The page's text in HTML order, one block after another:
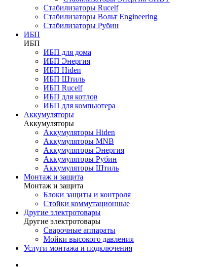
Стабилизаторы Rucelf
Стабилизаторы Вольт Engineering
Стабилизаторы Рубин
ИБП
ИБП
ИБП для дома
ИБП Энергия
ИБП Hiden
ИБП Штиль
ИБП Rucelf
ИБП для котлов
ИБП для компьютера
Аккумуляторы
Аккумуляторы
Аккумуляторы Hiden
Аккумуляторы MNB
Аккумуляторы Энергия
Аккумуляторы Рубин
Аккумуляторы Штиль
Монтаж и защита
Монтаж и защита
Блоки защиты и контроля
Стойки коммутационные
Другие электротовары
Другие электротовары
Сварочные аппараты
Мойки высокого давления
Услуги монтажа и подключения